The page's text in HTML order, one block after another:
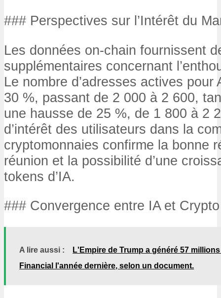
### Perspectives sur l’Intérêt du
Les données on-chain fournissent
supplémentaires concernant
Le nombre d’adresses actives pour
30 %, passant de 2 000 à 2 600,
une hausse de 25 %, de 1 800 à 2
d’intérêt des utilisateurs dans la
cryptomonnaies confirme la bonne
réunion et la possibilité d’une
tokens d’IA.
### Convergence entre IA et Crypto
A lire aussi :
L'Empire de Trump a généré 57
Financial l'année dernière, selon un document.